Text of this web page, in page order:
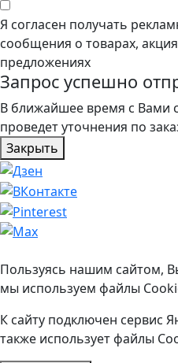
Я согласен получать
сообщения о товарах,
предложениях
Запрос успешно
В ближайшее время с Вами
проведет уточнения по
Закрыть
Пользуясь нашим сайтом,
мы используем файлы
К сайту подключен сервис
также использует файлы